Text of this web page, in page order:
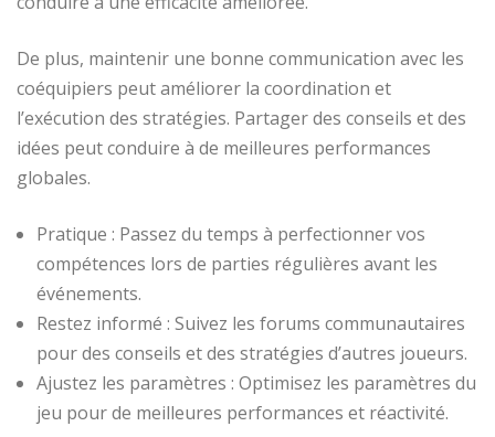
De plus, maintenir une bonne communication avec les
coéquipiers peut améliorer la coordination et
l’exécution des stratégies. Partager des conseils et des
idées peut conduire à de meilleures performances
globales.
Pratique : Passez du temps à perfectionner vos
compétences lors de parties régulières avant les
événements.
Restez informé : Suivez les forums communautaires
pour des conseils et des stratégies d’autres joueurs.
Ajustez les paramètres : Optimisez les paramètres du
jeu pour de meilleures performances et réactivité.